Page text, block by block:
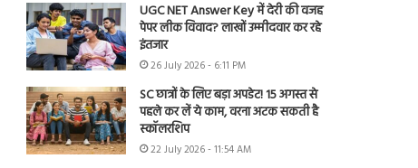
UGC NET Answer Key में देरी की वजह
पेपर लीक विवाद? लाखों उम्मीदवार कर रहे
इंतजार
26 July 2026 - 6:11 PM
SC छात्रों के लिए बड़ा अपडेट! 15 अगस्त से
पहले कर लें ये काम, वरना अटक सकती है
स्कॉलरशिप
22 July 2026 - 11:54 AM